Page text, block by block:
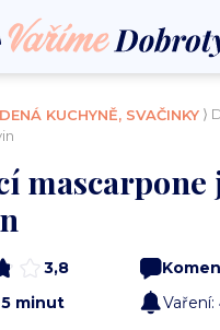
KUCHYNĚ, SVAČINKY ⟩
mascarpone
3,8
5 minut Vaření: